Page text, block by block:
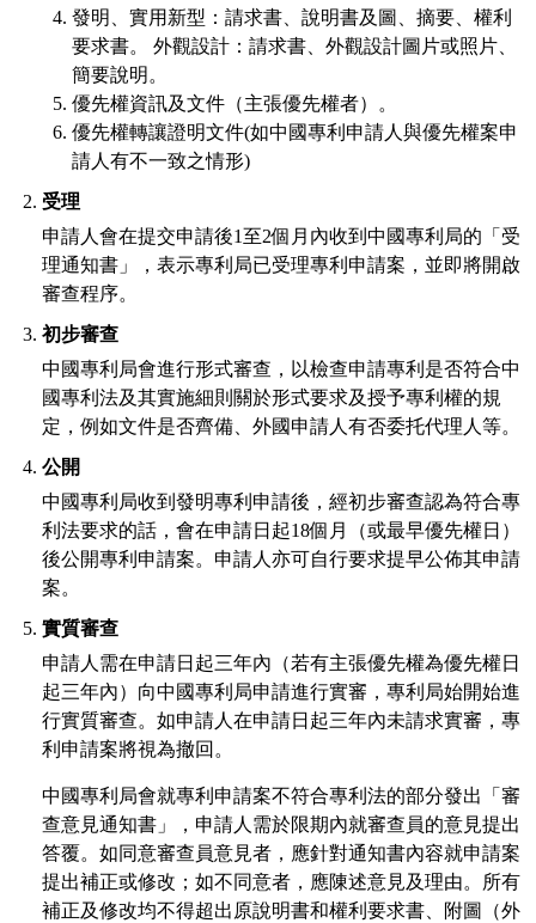
發明、實用新型：請求書、說明書及圖、摘要、權利
要求書。 外觀設計：請求書、外觀設計圖片或照片、
簡要說明。
優先權資訊及文件（主張優先權者）。
優先權轉讓證明文件(如中國專利申請人與優先權案申
請人有不一致之情形)
受理
申請人會在提交申請後1至2個月內收到中國專利局的「受
理通知書」，表示專利局已受理專利申請案，並即將開啟
審查程序。
初步審查
中國專利局會進行形式審查，以檢查申請專利是否符合中
國專利法及其實施細則關於形式要求及授予專利權的規
定，例如文件是否齊備、外國申請人有否委托代理人等。
公開
中國專利局收到發明專利申請後，經初步審查認為符合專
利法要求的話，會在申請日起18個月（或最早優先權日）
後公開專利申請案。申請人亦可自行要求提早公佈其申請
案。
實質審查
申請人需在申請日起三年內（若有主張優先權為優先權日
起三年內）向中國專利局申請進行實審，專利局始開始進
行實質審查。如申請人在申請日起三年內未請求實審，專
利申請案將視為撤回。
中國專利局會就專利申請案不符合專利法的部分發出「審
查意見通知書」，申請人需於限期內就審查員的意見提出
答覆。如同意審查員意見者，應針對通知書內容就申請案
提出補正或修改；如不同意者，應陳述意見及理由。所有
補正及修改均不得超出原說明書和權利要求書、附圖（外